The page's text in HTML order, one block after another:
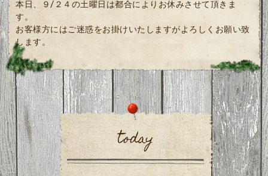
本日、９/２４の土曜日は都合によりお休みさせて頂きま
す。
お客様方にはご迷惑をお掛けいたしますがよろしくお願い致
します。
today